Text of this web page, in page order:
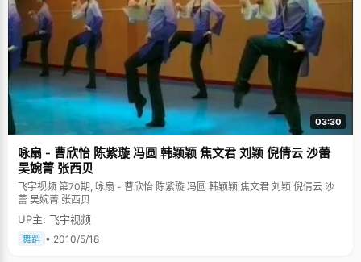
体质非常不好，爸爸说"身体是练出来的"，于是将小刘涵扔进了家附近的水
库，于是刘涵学会了游泳。小学的时候，刘涵体育从来都考不及格，爸爸就
说，"你去跳绳吧，"于是在几万次单调乏味的绳子撞击地面的声响中，刘涵
的体育成绩越来越好。初中的时候，刘涵凭借高挑的身材入选学校篮球队，
一路打拼到队长的位置。"在这个团队中，每个人要发挥自己能力，也要尊重
别人，与他人交流。团队合作精神在篮球和学习中都很重要，在高三后期，
我跟战友们一起学习一起交流，形成了一个很强的队伍，携手走过高三岁
月。" 打篮球，缓解了刘涵紧张的学习压力，锻炼她坚强的意志力，也让刘
涵学会了永不言弃，"哪怕最后只剩下三秒钟，也有可能反败为胜。"记得有
一次英语演讲大赛，因为不是昆明本地学生，口语和竞赛能力都比别人差，
当轮到自己上台的时候，刘涵重重的摔了一跤，眼镜和书本摔得老远。整个
会场顿时一片寂静，鸦雀无声，刘涵清晰的听到自己的心脏急速跳动的声
音，"我都做了那么多准备了，不能在最后的时候放弃掉。"于是刘涵装作很
从容的将书本和眼镜捡回来，整理好自己之后，抱着一股"豁出去"的心情走
上演讲台，那天，她头一次没有错误的将所有演讲稿说完了，在评委还没有
给出分数之前，全场爆发出了雷鸣般的掌声，之后刘涵以第一名的成绩争取
么选自己的时候，老师回答："因为那一天你摔倒了，但是你站起来了。"从
03:30
咏扇 - 曹欣怡 陈紫璇 冯圆 韩颖颖 焦文君 刘颖 倪倩云 沙蕾
吴婉菁 张西贝
飞宇视频 第70期, 咏扇 - 曹欣怡 陈紫璇 冯圆 韩颖颖 焦文君 刘颖 倪倩云 沙
蕾 吴婉菁 张西贝
UP主: 飞宇视频
舞蹈 • 2010/5/18